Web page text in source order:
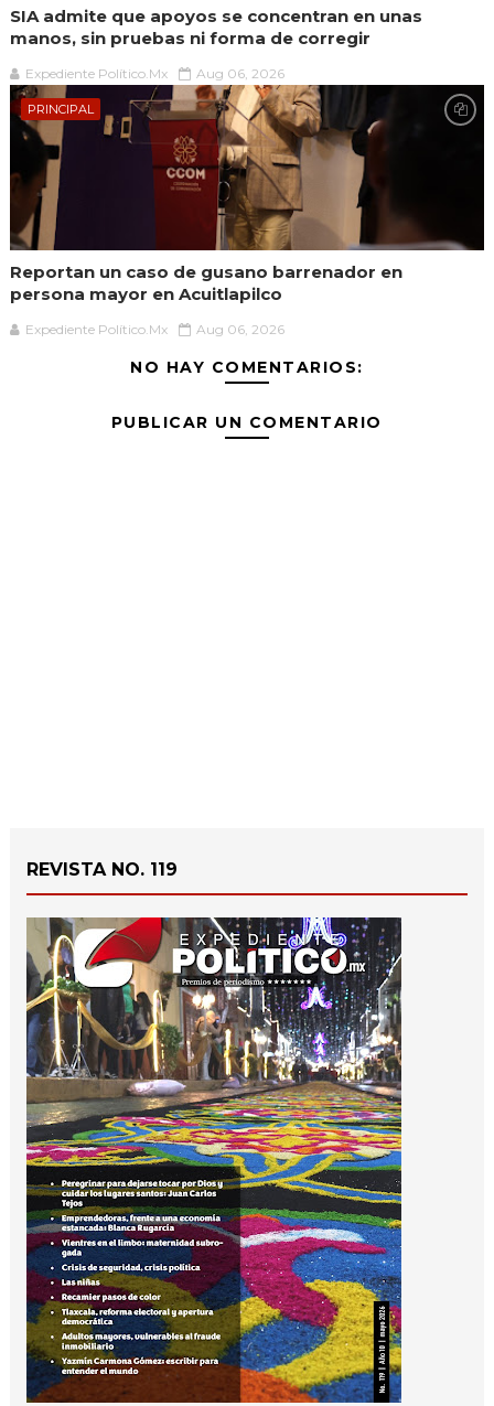
SIA admite que apoyos se concentran en unas
manos, sin pruebas ni forma de corregir
Expediente Político.Mx Aug 06, 2026
PRINCIPAL
Reportan un caso de gusano barrenador en
persona mayor en Acuitlapilco
Expediente Político.Mx Aug 06, 2026
NO HAY COMENTARIOS:
PUBLICAR UN COMENTARIO
REVISTA NO. 119